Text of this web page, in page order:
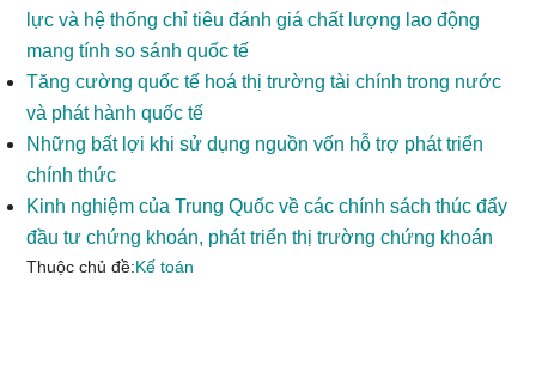
lực và hệ thống chỉ tiêu đánh giá chất lượng lao động
mang tính so sánh quốc tế
Tăng cường quốc tế hoá thị trường tài chính trong nước
và phát hành quốc tế
Những bất lợi khi sử dụng nguồn vốn hỗ trợ phát triển
chính thức
Kinh nghiệm của Trung Quốc về các chính sách thúc đẩy
đầu tư chứng khoán, phát triển thị trường chứng khoán
Thuộc chủ đề:Kế toán